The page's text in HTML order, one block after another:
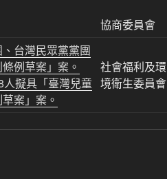
協商委員會
台灣民眾黨黨團
例草案」案。
擬具「臺灣兒童
案」案。
社會福利及環
境衛生委員會